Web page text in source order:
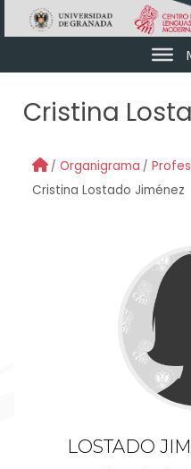
Skip to main content
Cristina
Organigrama
Cristina Lostado Jiménez
LOSTADO